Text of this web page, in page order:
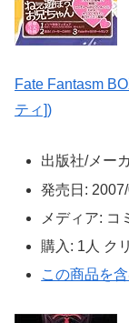
Fate Fantasm
ティ])
出版社/メー
発売日:
メディア: コ
購入 : 1人 ク
この商品を